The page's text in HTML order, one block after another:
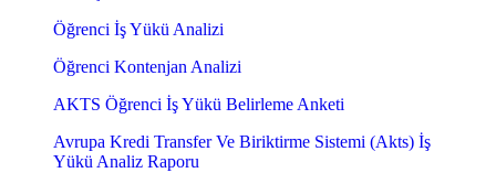
Öğrenci İş Yükü Analizi
Öğrenci Kontenjan Analizi
AKTS Öğrenci İş Yükü Belirleme Anketi
Avrupa Kredi Transfer Ve Biriktirme Sistemi (Akts) İş
Yükü Analiz Raporu